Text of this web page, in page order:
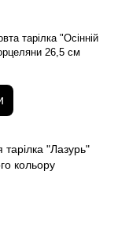
тарілка "Осінній
26,5 см